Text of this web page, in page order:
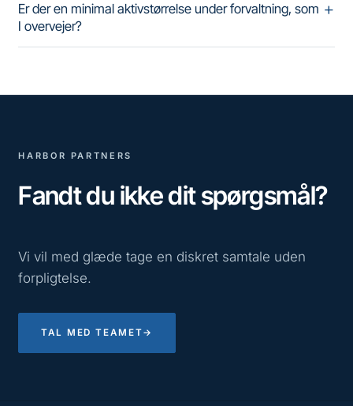
Er der en minimal aktivstørrelse under forvaltning, som
I overvejer?
HARBOR PARTNERS
Fandt du ikke dit spørgsmål?
Vi vil med glæde tage en diskret samtale uden
forpligtelse.
TAL MED TEAMET→